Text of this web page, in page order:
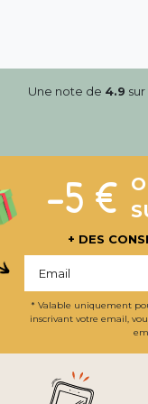
Une note de 4.9
-5 €
+ DES
* Valable uniquement
inscrivant votre email,